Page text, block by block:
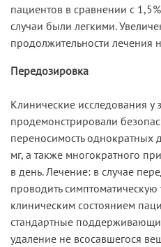
пациентов в сравнении с
случаи были легкими.
продолжительности лечения
Передозировка
Клинические исследования
продемонстрировали
переносимость однократных
мг, а также многократного
в день. Лечение: в случае
проводить симптоматическую
клиническим состоянием
стандартные
удаление не всосавшегося